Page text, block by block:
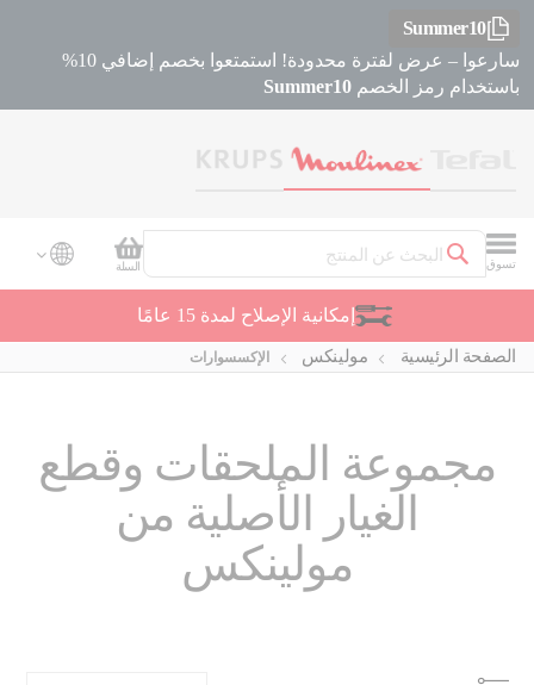
Summer10
سارعوا – عرض لفترة محدودة! استمتعوا بخصم إضافي 10%
باستخدام رمز الخصم Summer10
تسوق
بحث
سلة
السلة
إمكانية الإصلاح لمدة 15 عامًا
الصفحة الرئيسية مولينكس الإكسسوارات
مجموعة الملحقات وقطع
الغيار الأصلية من
مولينكس